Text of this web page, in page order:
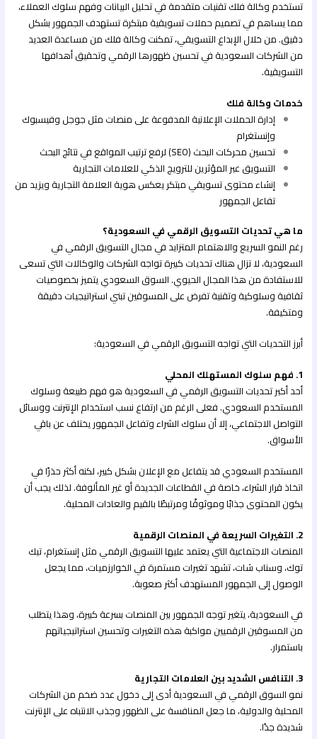
تستخدم وكالة فلك تقنيات متقدمة في تحليل البيانات وفهم سلوك العملاء،
مما يساهم في تصميم حملات تسويقية مبتكرة تستهدف الجمهور بشكل
دقيق. من خلال الإبداع التسويقي، تمكنت وكالة فلك من مساعدة العديد
من الشركات السعودية في تحسين ظهورها الرقمي وتحقيق أهدافها
التسويقية.
خدمات وكالة فلك
إدارة الحملات الإعلانية المدفوعة على منصات مثل جوجل وفيسبوك
وإنستغرام
تحسين محركات البحث (SEO) لرفع ترتيب المواقع في نتائج البحث
التسويق عبر المؤثرين للترويج الذكي للعلامات التجارية
إنشاء محتوى تسويقي مبتكر يعكس هوية العلامة التجارية ويزيد من
تفاعل الجمهور
ما هي تحديات التسويق الرقمي في السعودية؟
رغم النمو السريع والاهتمام المتزايد في مجال التسويق الرقمي في
السعودية، لا تزال هناك تحديات كبيرة تواجه الشركات والوكالات التي تسعى
للاستفادة من هذا المجال الحيوي. السوق السعودي يتميز بخصوصيات
ثقافية وسلوكية وتقنية تفرض على المسوقين تبني استراتيجيات دقيقة
ومتكيفة.
أبرز التحديات التي تواجه التسويق الرقمي في السعودية:
1. فهم سلوك المستهلك المحلي
أحد أكبر تحديات التسويق الرقمي في السعودية هو فهم طبيعة وسلوك
المستخدم السعودي. فعلى الرغم من ارتفاع نسب استخدام الإنترنت ووسائل
التواصل الاجتماعي، إلا أن سلوك الشراء وتفاعل الجمهور يختلف عن باقي
الأسواق.
المستخدم السعودي قد يتفاعل مع الإعلان بشكل كبير، لكنه أكثر حذرًا في
اتخاذ قرار الشراء، خاصة في القطاعات الجديدة أو غير المألوفة. لذلك يجب أن
يكون المحتوى جذابًا وموثوقًا ومرتبطًا بالقيم والعادات المحلية.
2. التغيرات السريعة في المنصات الرقمية
المنصات الاجتماعية التي يعتمد عليها التسويق الرقمي مثل إنستغرام، تيك
توك، وسناب شات، تشهد تغيرات مستمرة في الخوارزميات، مما يجعل
الوصول إلى الجمهور المستهدف أكثر صعوبة.
في السعودية، يتغير توجه الجمهور بين المنصات بسرعة كبيرة، وهذا يتطلب
من المسوقين الرقميين مواكبة هذه التغيرات وتحسين استراتيجياتهم
باستمرار.
3. التنافس الشديد بين العلامات التجارية
نمو السوق الرقمي في السعودية أدى إلى دخول عدد ضخم من الشركات
المحلية والدولية، ما جعل المنافسة على الظهور وجذب الانتباه على الإنترنت
شديدة جدًا.